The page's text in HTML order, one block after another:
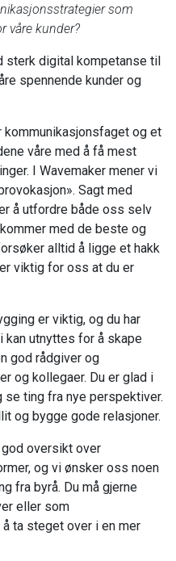
som
våre kunder?
sterk digital kompetanse til
spennende kunder og
kommunikasjonsfaget og et
våre med å få mest
I Wavemaker mener vi
Sagt med
å utfordre både oss selv
med de beste og
alltid å ligge et hakk
viktig for oss at du er
er viktig, og du har
kan utnyttes for å skape
god rådgiver og
og kollegaer. Du er glad i
ting fra nye perspektiver.
og bygge gode relasjoner.
oversikt over
og vi ønsker oss noen
fra byrå. Du må gjerne
eller som
ta steget over i en mer